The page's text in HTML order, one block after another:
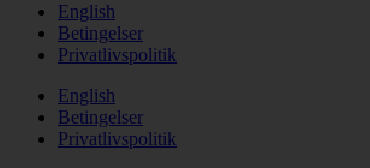
English
Betingelser
Privatlivspolitik
English
Betingelser
Privatlivspolitik